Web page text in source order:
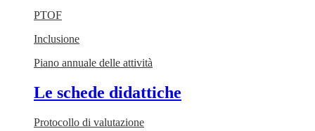
PTOF
Inclusione
Piano annuale delle attività
Le schede didattiche
Protocollo di valutazione